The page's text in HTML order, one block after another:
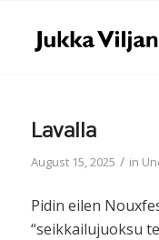
Lavalla
August 15, 2025 / in
Pidin eilen
“seikkailujuoksu